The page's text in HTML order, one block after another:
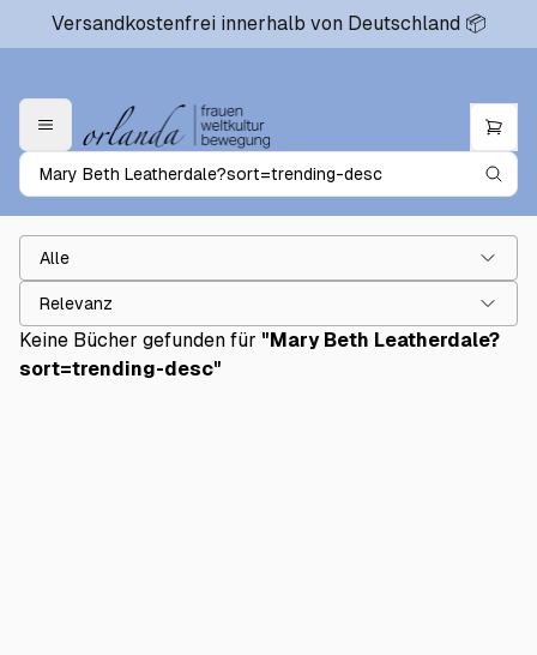
Versandkostenfrei innerhalb von Deutschland 📦
Alle
Keine Bücher gefunden für "Mary Beth Leatherdale?
sort=trending-desc"
Relevanz